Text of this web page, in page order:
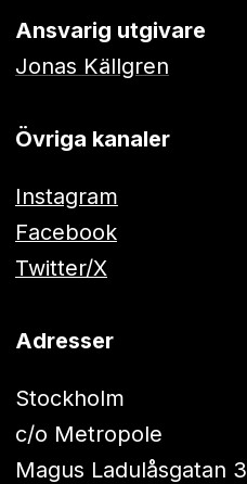
Ansvarig utgivare
Jonas Källgren
Övriga kanaler
Instagram
Facebook
Twitter/X
Adresser
Stockholm
c/o Metropole
Magus Ladulåsgatan 3